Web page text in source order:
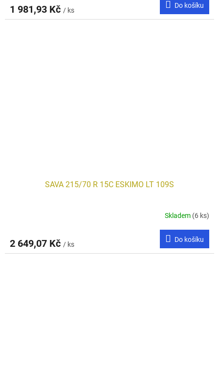
1 981,93 Kč / ks
Do košíku
SAVA 215/70 R 15C ESKIMO LT 109S
Skladem (6 ks)
2 649,07 Kč / ks
Do košíku